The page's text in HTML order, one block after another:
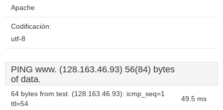
Apache
Codificación:
utf-8
PING www. (128.163.46.93) 56(84) bytes
of data.
64 bytes from test. (128.163.46.93): icmp_seq=1
ttl=54
49.5 ms